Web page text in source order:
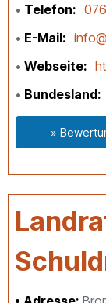
Telefon
E-Mail
Webseite
Bundesland
»